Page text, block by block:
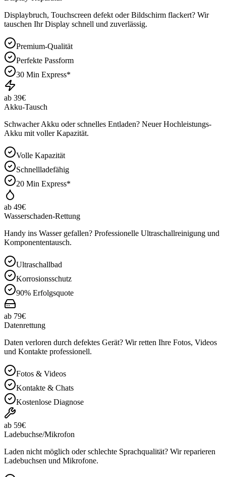
Displaybruch, Touchscreen defekt oder Bildschirm flackert? Wir
tauschen Ihr Display schnell und zuverlässig.
Premium-Qualität
Perfekte Passform
30 Min Express*
ab 39€
Akku-Tausch
Schwacher Akku oder schnelles Entladen? Neuer Hochleistungs-
Akku mit voller Kapazität.
Volle Kapazität
Schnellladefähig
20 Min Express*
ab 49€
Wasserschaden-Rettung
Handy ins Wasser gefallen? Professionelle Ultraschallreinigung und
Komponententausch.
Ultraschallbad
Korrosionsschutz
90% Erfolgsquote
ab 79€
Datenrettung
Daten verloren durch defektes Gerät? Wir retten Ihre Fotos, Videos
und Kontakte professionell.
Fotos & Videos
Kontakte & Chats
Kostenlose Diagnose
ab 59€
Ladebuchse/Mikrofon
Laden nicht möglich oder schlechte Sprachqualität? Wir reparieren
Ladebuchsen und Mikrofone.